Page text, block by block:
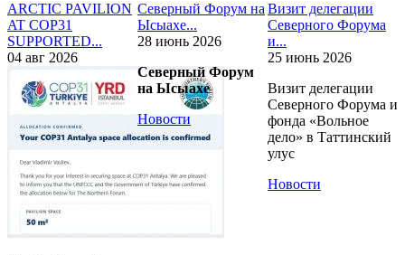
ARCTIC PAVILION
AT COP31
SUPPORTED...
04 авг 2026
Северный Форум на
Ысыахе...
28 июнь 2026
Северный Форум
на Ысыахе
Новости
Визит делегации
Северного Форума
и...
25 июнь 2026
Визит делегации
Северного Форума и
фонда «Вольное
дело» в Таттинский
улус
Новости